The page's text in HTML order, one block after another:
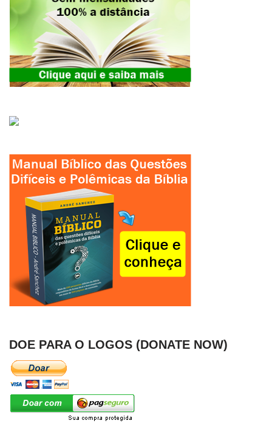
DOE PARA O LOGOS (DONATE NOW)